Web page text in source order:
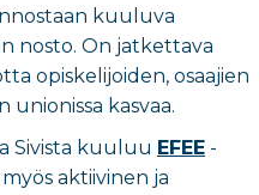
kuuluva
nosto. On jatkettava
opiskelijoiden, osaajien
kasvaa.
Sivista kuuluu EFEE -
aktiivinen ja